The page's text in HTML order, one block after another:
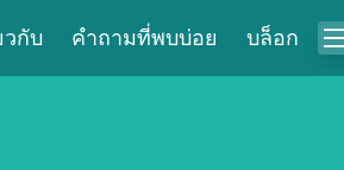
วกับ คำถามที่พบบ่อย บล็อก